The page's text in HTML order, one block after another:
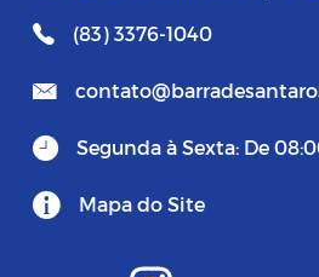
(83) 3376-1040
Segunda à Sexta: De
Mapa do Site